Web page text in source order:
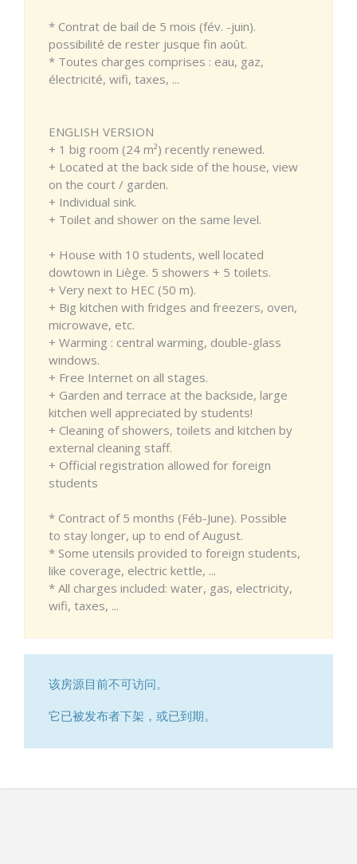
* Contrat de bail de 5 mois (fév. -juin).
possibilité de rester jusque fin août.
* Toutes charges comprises : eau, gaz,
électricité, wifi, taxes, ...
ENGLISH VERSION
+ 1 big room (24 m²) recently renewed.
+ Located at the back side of the house, view
on the court / garden.
+ Individual sink.
+ Toilet and shower on the same level.
+ House with 10 students, well located
dowtown in Liège. 5 showers + 5 toilets.
+ Very next to HEC (50 m).
+ Big kitchen with fridges and freezers, oven,
microwave, etc.
+ Warming : central warming, double-glass
windows.
+ Free Internet on all stages.
+ Garden and terrace at the backside, large
kitchen well appreciated by students!
+ Cleaning of showers, toilets and kitchen by
external cleaning staff.
+ Official registration allowed for foreign
students
* Contract of 5 months (Féb-June). Possible
to stay longer, up to end of August.
* Some utensils provided to foreign students,
like coverage, electric kettle, ...
* All charges included: water, gas, electricity,
wifi, taxes, ...
该房源目前不可访问。
它已被发布者下架，或已到期。